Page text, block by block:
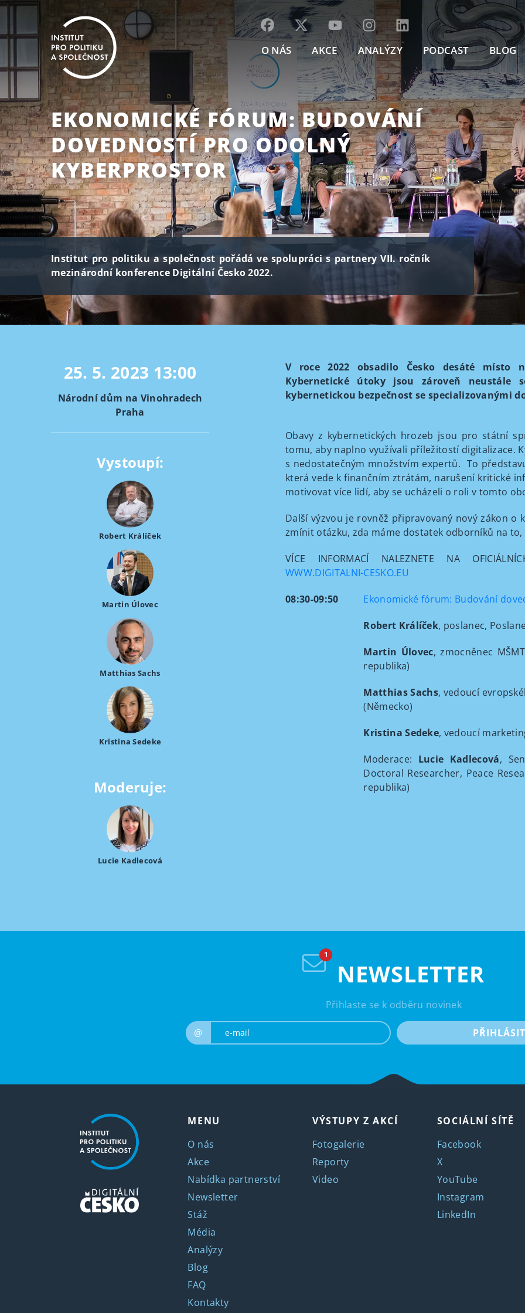
O NÁS AKCE ANALÝZY PODCAST BLOG
EKONOMICKÉ FÓRUM: BUDOVÁNÍ
DOVEDNOSTÍ PRO ODOLNÝ
KYBERPROSTOR
Institut pro politiku a společnost pořádá ve spolupráci s partnery VII. ročník
mezinárodní konference Digitální Česko 2022.
25. 5. 2023 13:00
Národní dům na Vinohradech
Praha
Vystoupí:
Robert Králíček
Martin Úlovec
Matthias Sachs
Kristina Sedeke
Moderuje:
Lucie Kadlecová
V roce 2022 obsadilo Česko desáté místo
Kybernetické útoky jsou zároveň neustále
kybernetickou bezpečnost se specializovanými
Obavy z kybernetických hrozeb jsou pro státní
tomu, aby naplno využívali příležitostí digitalizace.
s nedostatečným množstvím expertů. To
která vede k finančním ztrátám, narušení kritické
motivovat více lidí, aby se ucházeli o roli v tomto
Další výzvou je rovněž připravovaný nový zákon
zmínit otázku, zda máme dostatek odborníků na
VÍCE INFORMACÍ NALEZNETE NA
WWW.DIGITALNI-CESKO.EU
08:30-09:50 Ekonomické fórum: Budování
Robert Králíček, poslanec,
Martin Úlovec, zmocněnec
republika)
Matthias Sachs, vedoucí
(Německo)
Kristina Sedeke, vedoucí
Moderace: Lucie Kadlecová,
Doctoral Researcher, Peace
republika)
NEWSLETTER
Přihlaste se k odběru novinek
@ PŘIHLÁSIT
MENU
O nás
Akce
Nabídka partnerství
Newsletter
Stáž
Média
Analýzy
Blog
FAQ
Kontakty
VÝSTUPY Z AKCÍ
Fotogalerie
Reporty
Video
SOCIÁLNÍ SÍTĚ
Facebook
X
YouTube
Instagram
LinkedIn